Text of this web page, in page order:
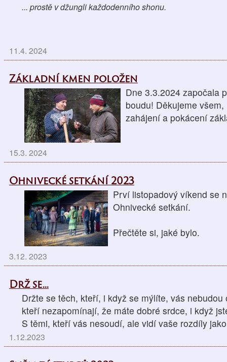
... prostě v džungli každodenního shonu.
11.4. 2024
Základní kmen položen
Dne 3.3.2024 započala
boudu! Děkujeme
zahájení a pokácení
15.3. 2024
Ohnivecké setkání 2023
Prví listopadový víkend se
Ohnivecké setkání.
Přečtěte si, jaké bylo.
3.12. 2023
Drž se...
Držte se těch, kteří, i když se mýlíte, vás nebudou
kteří nezapomínají, že máte dobré srdce, i když
S těmi, kteří vás nesoudí, ale vidí vaše rozdíly
1.12.2023